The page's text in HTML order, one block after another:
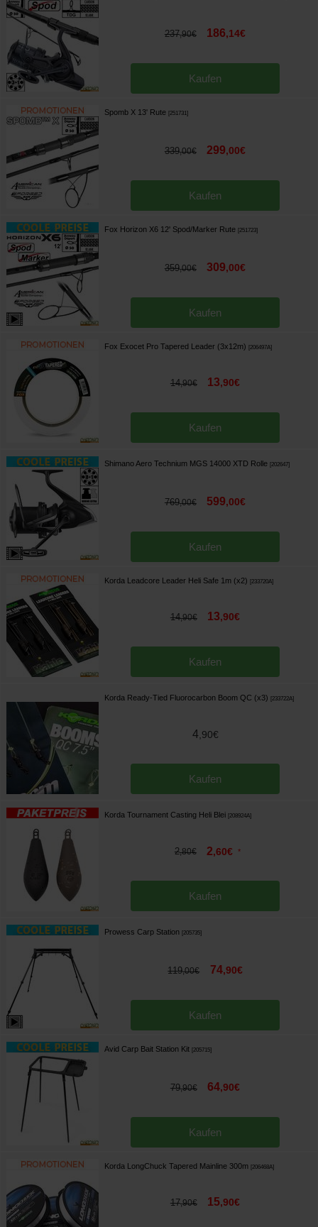
237,90€ 186,14€
Kaufen
Spomb X 13' Rute 251731]
339,00€ 299,00€
Kaufen
Fox Horizon X6 12' Spod/Marker Rute 251723]
359,00€ 309,00€
Kaufen
Fox Exocet Pro Tapered Leader (3x12m) 206497A]
14,90€ 13,90€
Kaufen
Shimano Aero Technium MGS 14000 XTD Rolle 202647]
769,00€ 599,00€
Kaufen
Korda Leadcore Leader Heli Safe 1m (x2) 233720A]
14,90€ 13,90€
Kaufen
Korda Ready-Tied Fluorocarbon Boom QC (x3) 233722A]
4 90€
Kaufen
Korda Tournament Casting Heli Blei 208924A]
2,80€ 2,60€ *
Kaufen
Prowess Carp Station 205735]
119,00€ 74,90€
Kaufen
Avid Carp Bait Station Kit 205715]
79,90€ 64,90€
Kaufen
Korda LongChuck Tapered Mainline 300m 206468A]
17,90€ 15,90€